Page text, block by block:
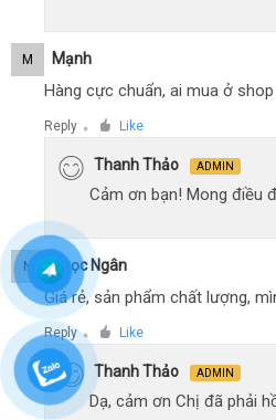
M Mạnh
Hàng cực chuẩn, ai mua ở
Reply ● Like
Thanh Thảo ADMIN
Cảm ơn bạn! Mong điều
N Ngọc Ngân
Giá rẻ, sản phẩm chất lượng,
Reply ● Like
Thanh Thảo ADMIN
Dạ, cảm ơn Chị đã phải